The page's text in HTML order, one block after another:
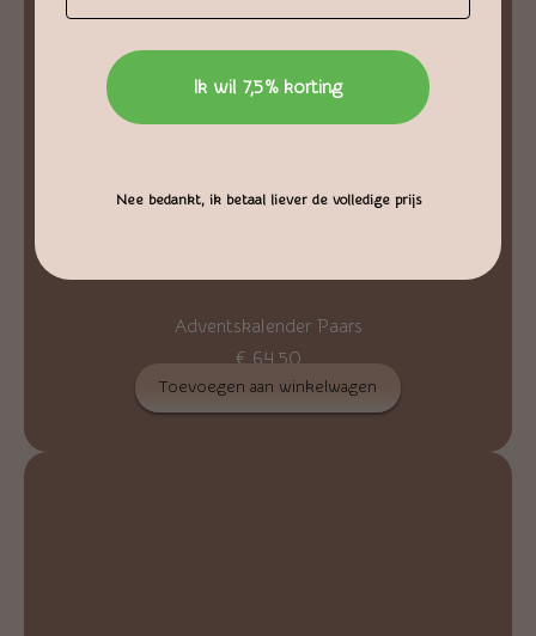
Adventskalender Paars
€64,50
Toevoegen aan winkelwagen
Ik wil 7,5% korting
Nee bedankt, ik betaal liever de volledige prijs